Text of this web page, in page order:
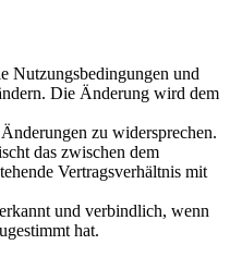
Nutzungsbedingungen und
Die Änderung wird dem
zu widersprechen.
das zwischen dem
Vertragsverhältnis mit
und verbindlich, wenn
hat.